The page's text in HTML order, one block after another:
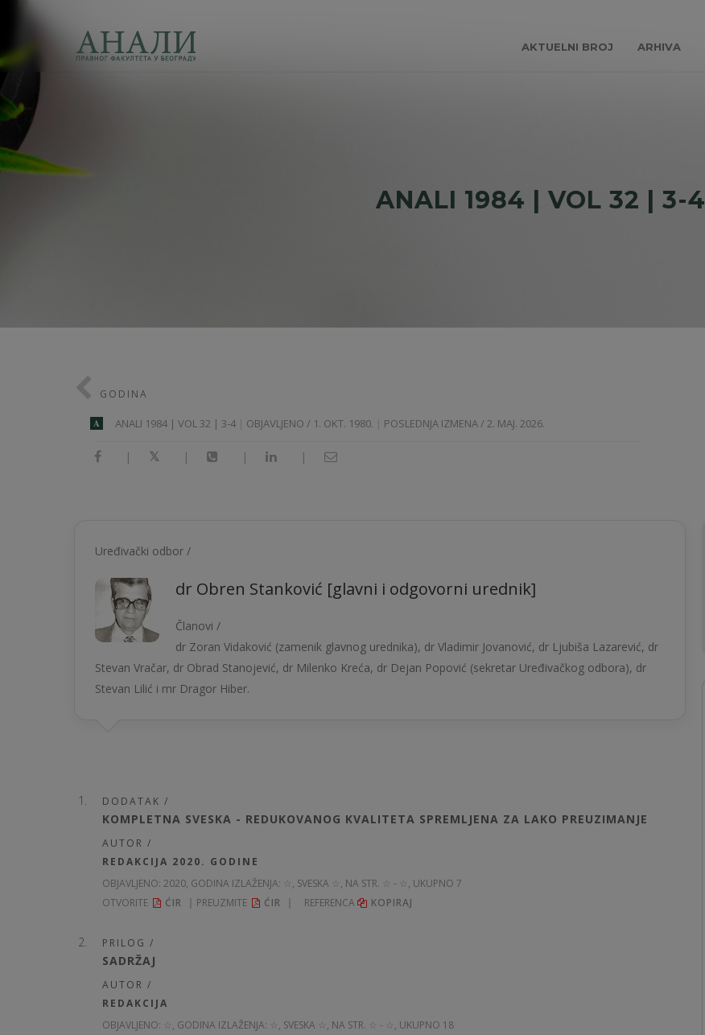
AKTUELNI BROJ ARHIVA
ANALI 1984 | VOL 32 | 3-4
GODINA
A ANALI 1984 | VOL 32 | 3-4 OBJAVLJENO / 1. OKT. 1980. POSLEDNJA IZMENA / 2. MAJ. 2026.
| | | |
Uređivački odbor /
dr Obren Stanković [glavni i odgovorni urednik]
Članovi /
dr Zoran Vidaković (zamenik glavnog urednika), dr Vladimir Jovanović, dr Ljubiša Lazarević, dr
Stevan Vračar, dr Obrad Stanojević, dr Milenko Kreća, dr Dejan Popović (sekretar Uređivačkog odbora), dr
Stevan Lilić i mr Dragor Hiber.
DODATAK /
KOMPLETNA SVESKA - REDUKOVANOG KVALITETA SPREMLJENA ZA LAKO PREUZIMANJE
AUTOR /
REDAKCIJA 2020. GODINE
OBJAVLJENO: 2020, GODINA IZLAŽENJA: ☆ , SVESKA ☆, NA STR. ☆ - ☆, UKUPNO 7
OTVORITE
ĆIR PREUZMITE ĆIR REFERENCA KOPIRAJ
PRILOG /
SADRŽAJ
AUTOR /
REDAKCIJA
OBJAVLJENO: ☆, GODINA IZLAŽENJA: ☆ , SVESKA ☆, NA STR. ☆ - ☆, UKUPNO 18